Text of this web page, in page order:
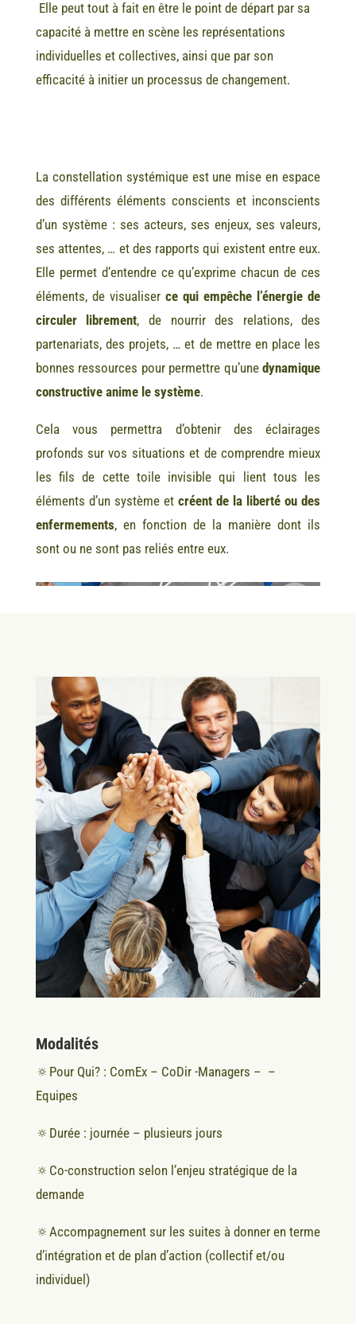
Elle peut tout à fait en être le point de départ par sa
capacité à mettre en scène les représentations
individuelles et collectives, ainsi que par son
efficacité à initier un processus de changement.
La constellation systémique est une mise en espace
des différents éléments conscients et inconscients
d’un système : ses acteurs, ses enjeux, ses valeurs,
ses attentes, … et des rapports qui existent entre eux.
Elle permet d’entendre ce qu’exprime chacun de ces
éléments, de visualiser ce qui empêche l’énergie de
circuler librement, de nourrir des relations, des
partenariats, des projets, … et de mettre en place les
bonnes ressources pour permettre qu’unedynamique
constructive anime le système.
Cela vous permettra d’obtenir des éclairages
profonds sur vos situations et de comprendre mieux
les fils de cette toile invisible qui lient tous les
éléments d’un système et créent de la liberté ou des
enfermements, en fonction de la manière dont ils
sont ou ne sont pas reliés entre eux.
Modalités
🔅Pour Qui? : ComEx – CoDir -Managers – –
Equipes
🔅 Durée : journée – plusieurs jours
🔅Co-construction selon l’enjeu stratégique de la
demande
🔅 Accompagnement sur les suites à donner en terme
d’intégration et de plan d’action (collectif et/ou
individuel)